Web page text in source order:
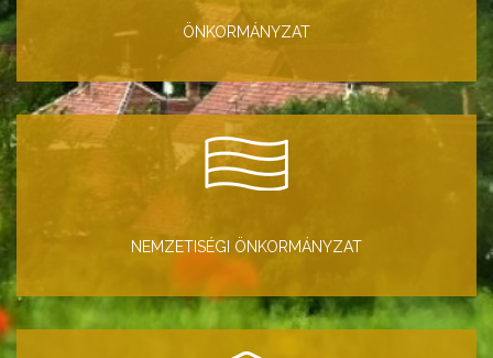
ÖNKORMÁNYZAT
NEMZETISÉGI ÖNKORMÁNYZAT